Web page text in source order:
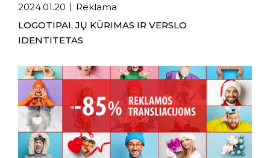
2024.01.20
Reklama
LOGOTIPAI, JŲ KŪRIMAS IR VERSLO
IDENTITETAS